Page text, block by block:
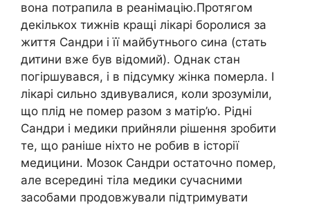
вона потрапила в реанімацію.Протягом
декількох тижнів кращі лікарі боролися за
життя Сандри і її майбутнього сина (стать
дитини вже був відомий). Однак стан
погіршувався, і в підсумку жінка померла. І
лікарі сильно здивувалися, коли зрозуміли,
що плід не помер разом з матір’ю. Рідні
Сандри і медики прийняли рішення зробити
те, що раніше ніхто не робив в історії
медицини. Мозок Сандри остаточно помер,
але всередині тіла медики сучасними
засобами продовжували підтримувати